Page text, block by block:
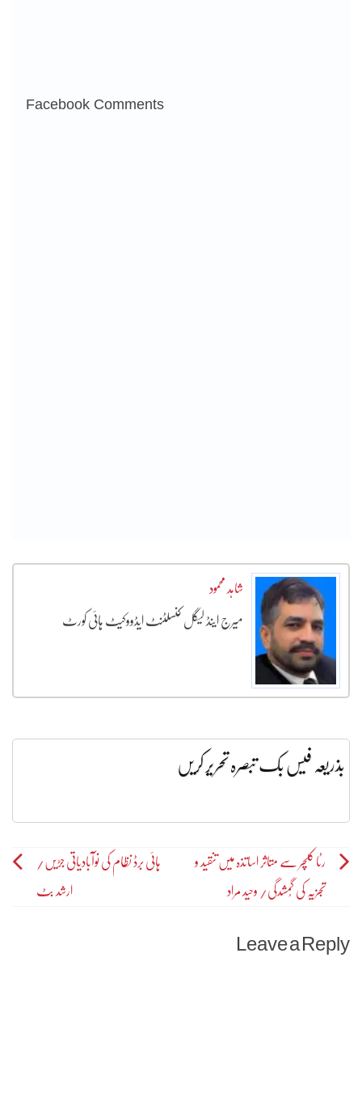
Facebook Comments
شاہد محمود
میرج اینڈ لیگل کنسلٹنٹ ایڈووکیٹ ہائی کورٹ
بذریعہ فیس بک تبصرہ تحریر کریں
Post
navigation
رٹا کلچر سے متاثر اساتذہ میں تنقید و
تجزیہ کی گُمشدگی/ وحید مراد
ہائی برڈ نظام کی نوآبادیاتی جڑیں/
ارشد بٹ
Leave a Reply